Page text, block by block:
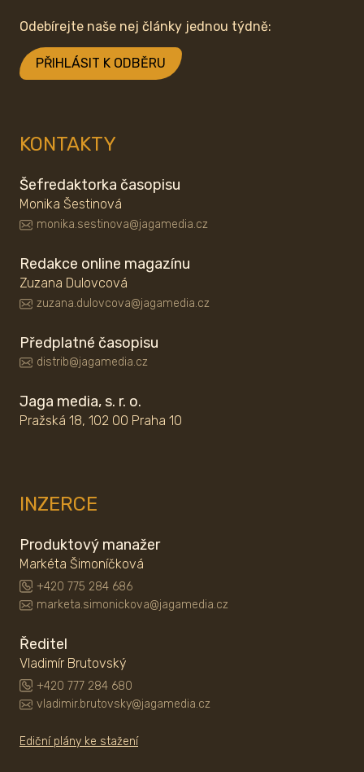
Odebírejte naše nej články jednou týdně:
PŘIHLÁSIT K ODBĚRU
KONTAKTY
Šefredaktorka časopisu
Monika Šestinová
monika.sestinova@jagamedia.cz
Redakce online magazínu
Zuzana Dulovcová
zuzana.dulovcova@jagamedia.cz
Předplatné časopisu
distrib@jagamedia.cz
Jaga media, s. r. o.
Pražská 18, 102 00 Praha 10
INZERCE
Produktový manažer
Markéta Šimoníčková
+420 775 284 686
marketa.simonickova@jagamedia.cz
Ředitel
Vladimír Brutovský
+420 777 284 680
vladimir.brutovsky@jagamedia.cz
Ediční plány ke stažení